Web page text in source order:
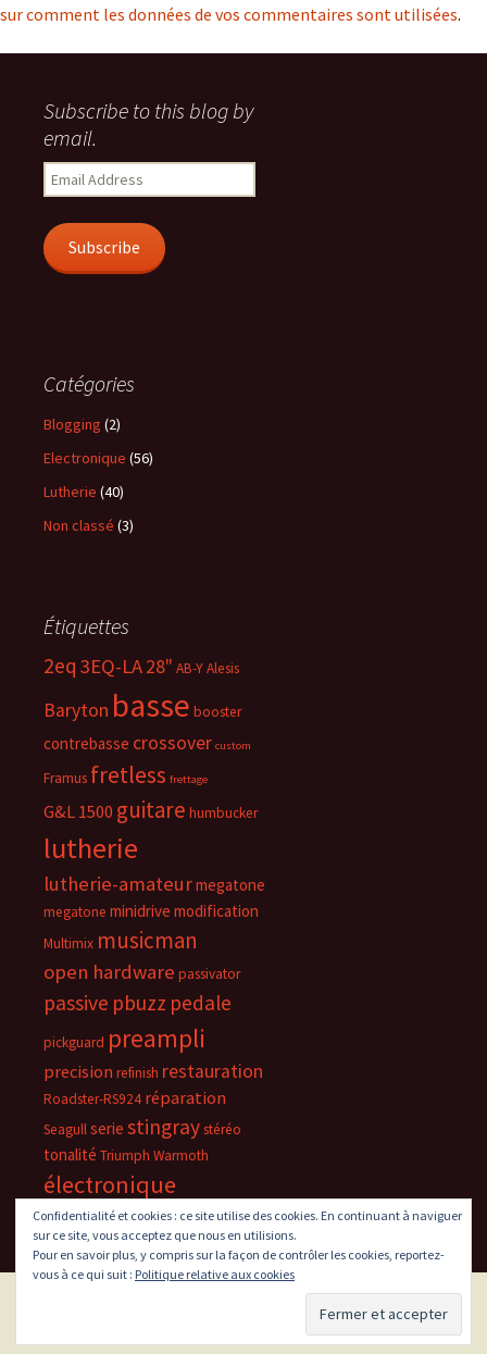
sur comment les données de vos commentaires sont utilisées.
Subscribe to this blog by
email.
Email
Address
Subscribe
Catégories
Blogging (2)
Electronique (56)
Lutherie (40)
Non classé (3)
Étiquettes
2eq 3EQ-LA28" AB-YAlesis
Baryton basse booster
contrebasse crossover custom
Framus fretless frettage
G&L 1500 guitare humbucker
lutherie
lutherie-amateurmegatone
megatone minidrive modification
Multimix musicman
open hardware passivator
passive pbuzz pedale
pickguard preampli
precision refinish restauration
Roadster-RS924 réparation
Seagullserie stingraystéréo
tonalité Triumph Warmoth
électronique
Fièrement propulsé par WordPress
Confidentialité et cookies : ce site utilise des cookies. En continuant à naviguer
sur ce site, vous acceptez que nous en utilisions.
Pour en savoir plus, y compris sur la façon de contrôler les cookies, reportez-
vous à ce qui suit : Politique relative aux cookies